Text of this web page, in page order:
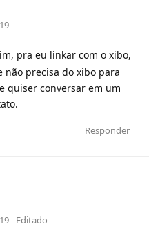
pra eu linkar com o xibo,
não precisa do xibo para
quiser conversar em um
Responder
Editado